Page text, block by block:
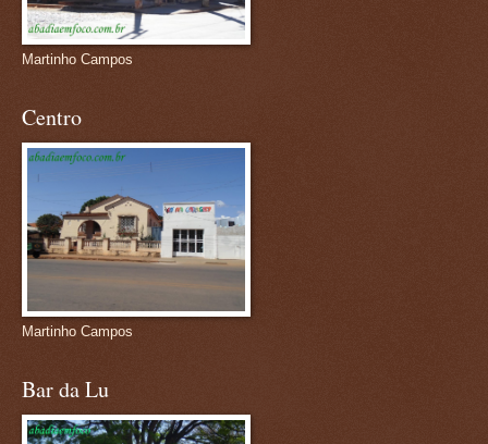
Martinho Campos
Centro
Martinho Campos
Bar da Lu